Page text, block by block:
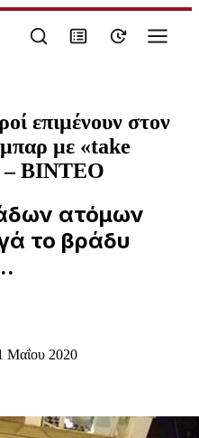
επιμένουν στον
με «take
– ΒΙΝΤΕΟ
ατόμων
το βράδυ
Μαΐου 2020